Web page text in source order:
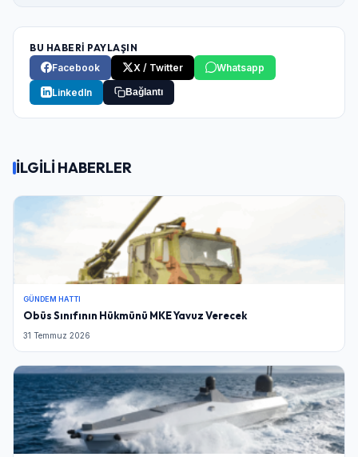
BU HABERİ PAYLAŞIN
Facebook
X / Twitter Whatsapp
LinkedIn Bağlantı
İLGİLİ HABERLER
GÜNDEM HATTI
Obüs Sınıfının Hükmünü MKE Yavuz Verecek
31 Temmuz 2026